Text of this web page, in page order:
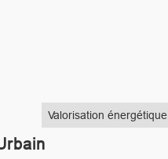
Valorisation énergétique